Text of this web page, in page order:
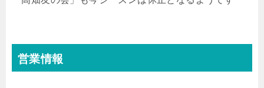
営業情報